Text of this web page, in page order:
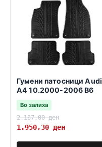
Гумени патосници Audi
A4 10.2000-2006 B6
Во залиха
2.167,00ден
1.950,30 ден